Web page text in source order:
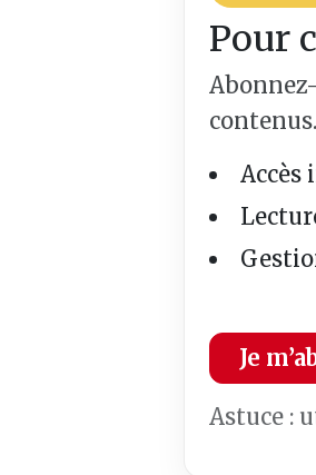
Pour
contenus.
Accès
Je
Astuce :